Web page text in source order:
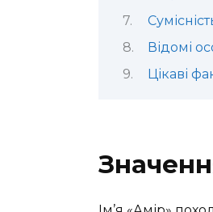
Відомі
Цікаві